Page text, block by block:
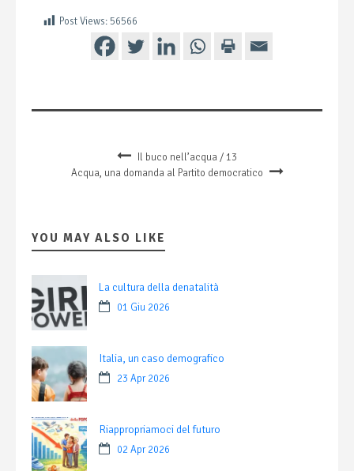
Post Views: 56566
Il buco nell’acqua / 13
Acqua, una domanda al Partito democratico
YOU MAY ALSO LIKE
La cultura della denatalità
01 Giu 2026
Italia, un caso demografico
23 Apr 2026
Riappropriamoci del futuro
02 Apr 2026